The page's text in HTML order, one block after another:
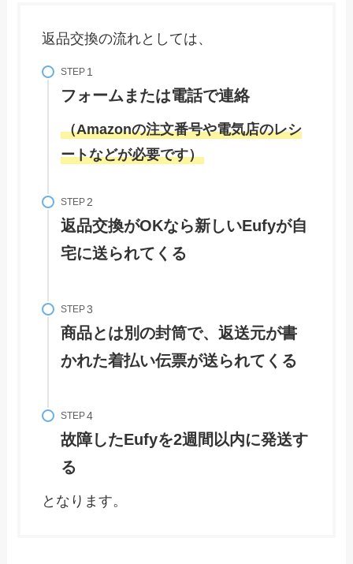
返品交換の流れとしては、
STEP
フォームまたは電話で連絡
（Amazonの注文番号や電気店のレシ
ートなどが必要です）
STEP
返品交換がOKなら新しいEufyが自
宅に送られてくる
STEP
商品とは別の封筒で、返送元が書
かれた着払い伝票が送られてくる
STEP
故障したEufyを2週間以内に発送す
る
となります。